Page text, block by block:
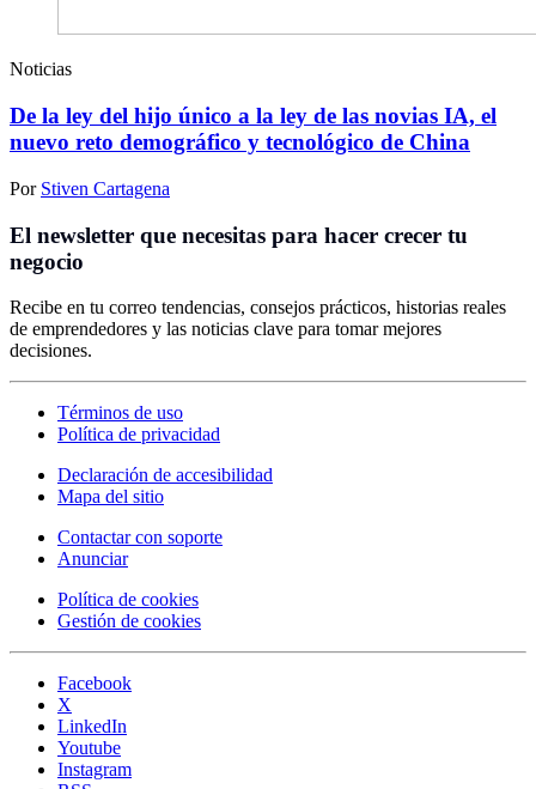
Noticias
De la ley del hijo único a la ley de las novias IA, el
nuevo reto demográfico y tecnológico de China
Por Stiven Cartagena
El newsletter que necesitas para hacer crecer tu
negocio
Recibe en tu correo tendencias, consejos prácticos, historias reales
de emprendedores y las noticias clave para tomar mejores
decisiones.
Términos de uso
Política de privacidad
Declaración de accesibilidad
Mapa del sitio
Contactar con soporte
Anunciar
Política de cookies
Gestión de cookies
Facebook
X
LinkedIn
Youtube
Instagram